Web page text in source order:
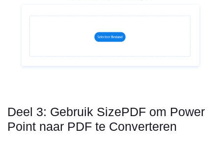
Deel 3: Gebruik SizePDF om Power
Point naar PDF te Converteren